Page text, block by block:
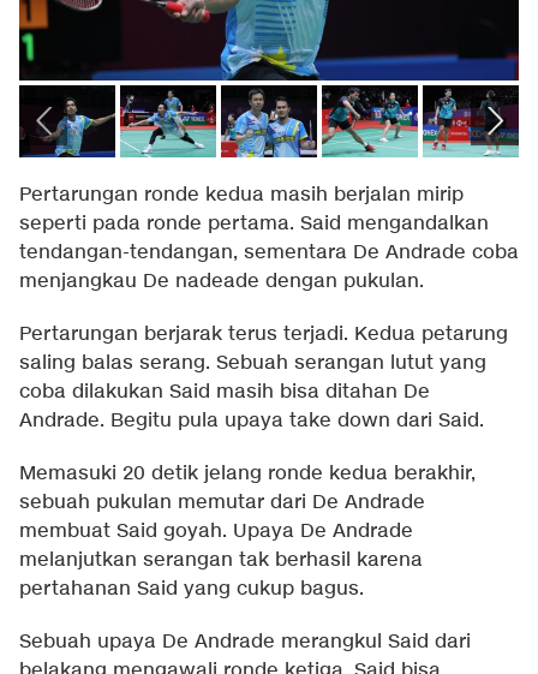
Pertarungan ronde kedua masih berjalan mirip
seperti pada ronde pertama. Said mengandalkan
tendangan-tendangan, sementara De Andrade coba
menjangkau De nadeade dengan pukulan.
Pertarungan berjarak terus terjadi. Kedua petarung
saling balas serang. Sebuah serangan lutut yang
coba dilakukan Said masih bisa ditahan De
Andrade. Begitu pula upaya take down dari Said.
Memasuki 20 detik jelang ronde kedua berakhir,
sebuah pukulan memutar dari De Andrade
membuat Said goyah. Upaya De Andrade
melanjutkan serangan tak berhasil karena
pertahanan Said yang cukup bagus.
Sebuah upaya De Andrade merangkul Said dari